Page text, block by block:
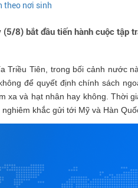
theo nơi sinh
8) bắt đầu tiến hành cuộc tập
Triều Tiên, trong bối cảnh nước
để quyết định chính sách
xa và hạt nhân hay không. Thời
khắc gửi tới Mỹ và Hàn